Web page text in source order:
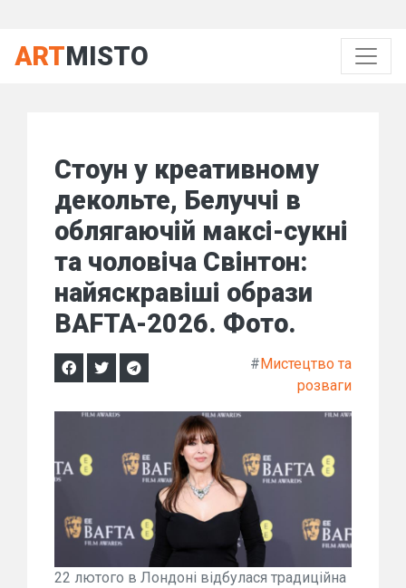
ARTMISTO
Стоун у креативному
декольте, Белуччі в
облягаючій максі-сукні
та чоловіча Свінтон:
найяскравіші образи
BAFTA-2026. Фото.
#Мистецтво та
розваги
22 лютого в Лондоні відбулася традиційна